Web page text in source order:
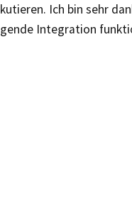
Ich bin sehr
Integration